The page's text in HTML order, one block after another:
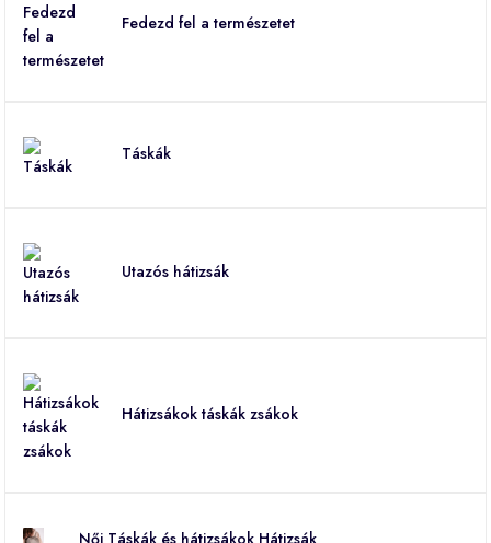
Fedezd fel a természetet
Táskák
Utazós hátizsák
Hátizsákok táskák zsákok
Női Táskák és hátizsákok Hátizsák